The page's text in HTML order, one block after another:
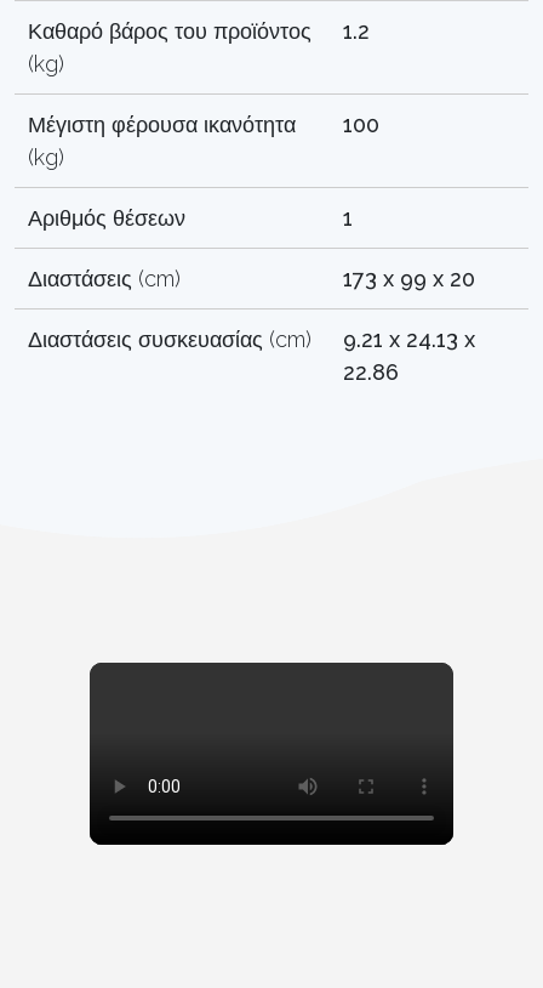
Καθαρό βάρος του προϊόντος
(kg)
1.2
Μέγιστη φέρουσα ικανότητα
(kg)
100
Αριθμός θέσεων 1
Διαστάσεις (cm) 173 x 99 x 20
Διαστάσεις συσκευασίας (cm)
9.21 x 24.13 x
22.86